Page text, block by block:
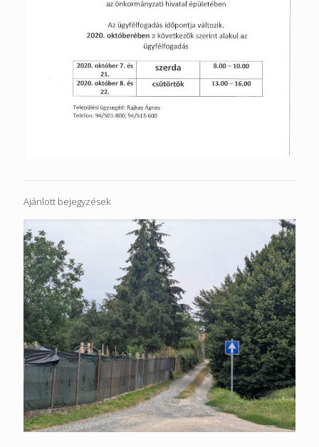
Ajánlott bejegyzések